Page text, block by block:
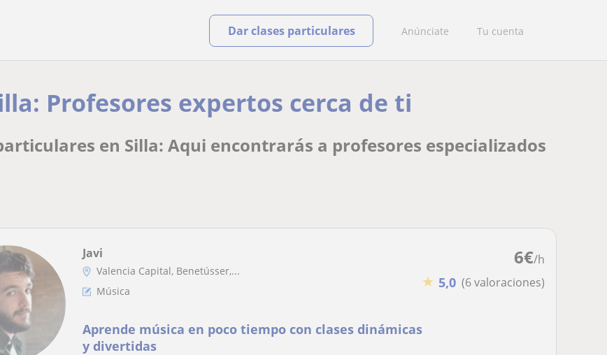
Anúnciate Tu cuenta
Dar clases particulares
Profesores expertos cerca de ti
en Silla: Aqui encontrarás a profesores especializados
6€/h
★ 5,0 (6 valoraciones)
Javi
Valencia Capital, Benetússer,...
Música
Aprende música en poco tiempo con clases dinámicas
y divertidas